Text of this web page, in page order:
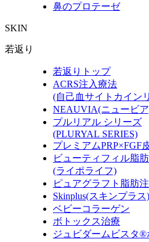
鼻のプロテーゼ
SKIN
若返り
若返りトップ
ACRS注入療法
(自己血サイトカイン
NEAUVIA(ニュービ
プルリアル シリーズ
(PLURYAL SERIES)
プレミアムPRP×FGF
ビューティフィル脂
(ライポライフ)
ピュアグラフト脂肪
Skinplus(スキンプラス)
ベビーコラーゲン
ボトックス治療
ジュビダームビスタ®